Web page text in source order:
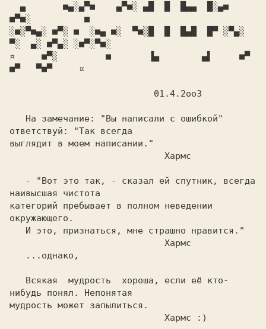
  ▄       ■▄░▄▀■    ▄▀■░ ▄█  █  █▄▄  █░▄■
■▀■░          ■
░■░▀■▄░ ■▀░ ■  ░■▄ ■░  ▀■░█  █  █▄█  █▀ ░▀▄░
▀░  ▄░ ■▀▄░ ░■▀░▀■░
¤     ■▀░         ■       ▐▄        ▄▌     ■▀
■▀   ▀■▀     ¤
ответствуй: "Так всегда
выглядит в моем написании."
наивысшая чистота
категорий пребывает в полном неведении
окружающего.
нибудь понял. Непонятая
мудрость может запылиться.